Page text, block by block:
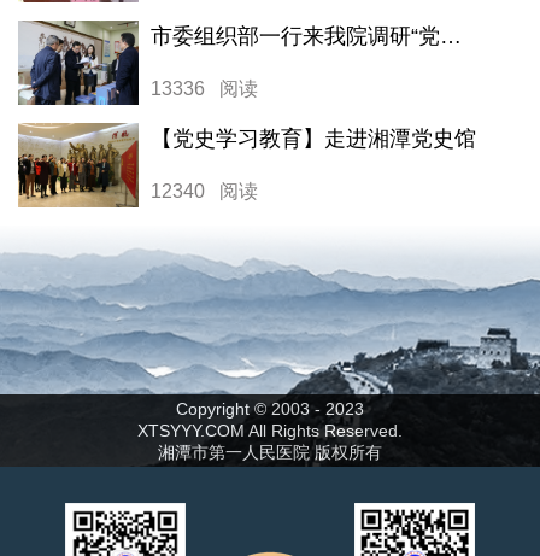
市委组织部一行来我院调研“党建领航工程”落实情况
13336 阅读
【党史学习教育】走进湘潭党史馆
12340 阅读
Copyright © 2003 - 2023
XTSYYY.COM All Rights Reserved.
湘潭市第一人民医院 版权所有